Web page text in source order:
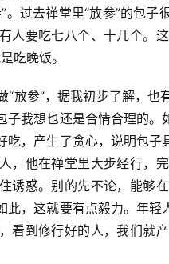
。过去禅堂里“放参”的包
人要吃七八个、十几个。
吃晚饭。
“放参”，据我初步了解，
子我想也还是合情合理的
吃，产生了贪心，说明包
，他在禅堂里大步经行，
诱惑。别的先不论，能够
此，这就要有点毅力。年
看到修行好的人，我们就